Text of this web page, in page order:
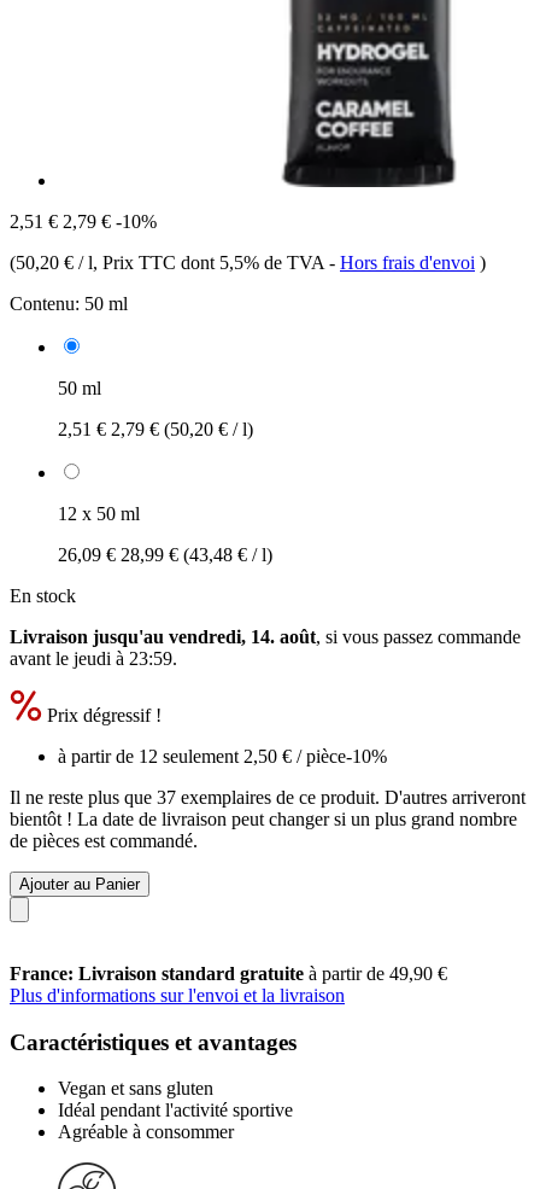
2,51 € 2,79 € -10%
(50,20 € / l, Prix TTC dont 5,5% de TVA - Hors frais d'envoi )
Contenu: 50 ml
50 ml
2,51 € 2,79 € (50,20 € / l)
12 x 50 ml
26,09 € 28,99 € (43,48 € / l)
En stock
Livraison jusqu'au vendredi, 14. août, si vous passez commande
avant le jeudi à 23:59.
Prix dégressif !
à partir de 12 seulement 2,50 € / pièce-10%
Il ne reste plus que 37 exemplaires de ce produit. D'autres arriveront
bientôt ! La date de livraison peut changer si un plus grand nombre
de pièces est commandé.
Ajouter au Panier
France: Livraison standard gratuite à partir de 49,90 €
Plus d'informations sur l'envoi et la livraison
Caractéristiques et avantages
Vegan et sans gluten
Idéal pendant l'activité sportive
Agréable à consommer